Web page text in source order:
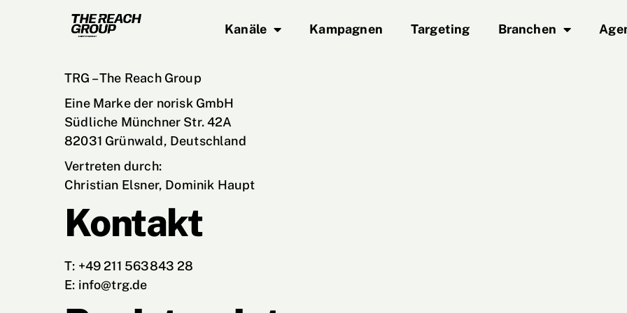
Kanäle Kampagnen Targeting Branchen
TRG – The Reach Group
Eine Marke der norisk GmbH
Südliche Münchner Str. 42A
82031 Grünwald, Deutschland
Vertreten durch:
Christian Elsner, Dominik Haupt
Kontakt
T: +49 211 563843 28
E: info@trg.de